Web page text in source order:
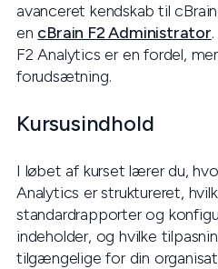
avanceret kendskab til
en cBrain F2 Administrator
F2 Analytics er en fordel,
forudsætning.
Kursusindhold
I løbet af kurset lærer du,
Analytics er struktureret,
standardrapporter og
indeholder, og hvilke
tilgængelige for din